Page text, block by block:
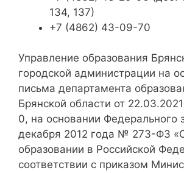
134, 137)
+7 (4862) 43-09-70
Управление образования
городской администрации на
письма департамента
Брянской области от
0, на основании Федерального
декабря 2012 года № 273-ФЗ
образовании в Российской
соответствии с приказом